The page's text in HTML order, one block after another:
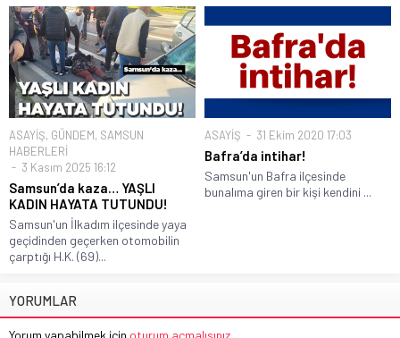
ASAYİŞ, GÜNDEM, SAMSUN
HABERLERİ
3 Kasım 2025 16:12
Samsun’da kaza… YAŞLI
KADIN HAYATA TUTUNDU!
Samsun'un İlkadım ilçesinde yaya
geçidinden geçerken otomobilin
çarptığı H.K. (69)...
ASAYİŞ 31 Ekim 2020 17:03
Bafra’da intihar!
Samsun'un Bafra ilçesinde
bunalıma giren bir kişi kendini ...
YORUMLAR
Yorum yapabilmek için oturum açmalısınız